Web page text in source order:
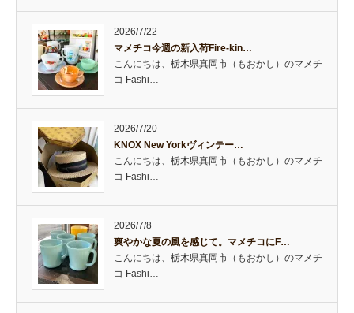
2026/7/22
マメチコ今週の新入荷Fire-kin…
こんにちは、栃木県真岡市（もおかし）のマメチ
コ Fashi…
2026/7/20
KNOX New Yorkヴィンテー…
こんにちは、栃木県真岡市（もおかし）のマメチ
コ Fashi…
2026/7/8
爽やかな夏の風を感じて。マメチコにF…
こんにちは、栃木県真岡市（もおかし）のマメチ
コ Fashi…